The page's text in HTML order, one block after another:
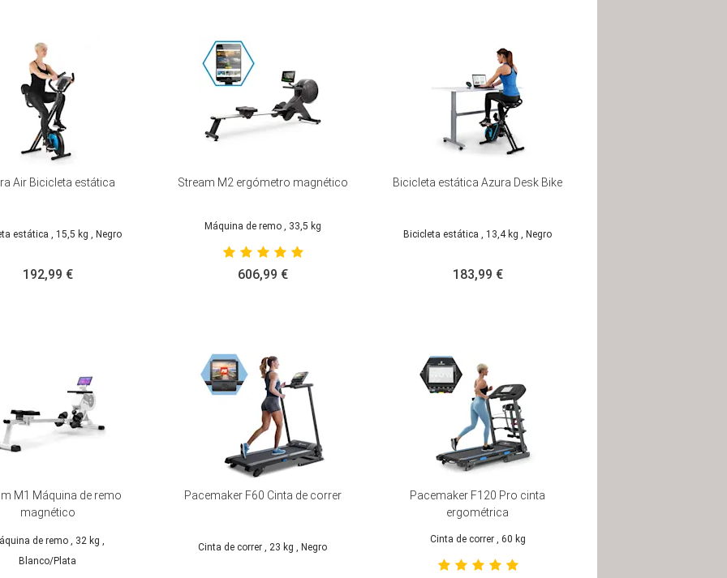
Air Bicicleta estática
estática , 15,5 kg , Negro
192,99 €
Stream M2 ergómetro magnético
Máquina de remo , 33,5 kg
606,99 €
Bicicleta estática Azura Desk Bike
Bicicleta estática , 13,4 kg , Negro
183,99 €
M1 Máquina de remo
magnético
de remo , 32 kg
Blanco/Plata
Pacemaker F60 Cinta de correr
Cinta de correr , 23 kg , Negro
Pacemaker F120 Pro cinta
ergométrica
Cinta de correr , 60 kg